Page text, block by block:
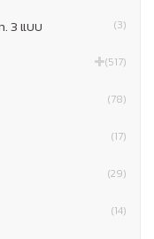
3 แบบ (3)
(517)
(78)
(17)
(29)
(14)